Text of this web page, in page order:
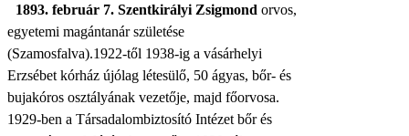
1893. február 7.Szentkirályi Zsigmond orvos,
egyetemi magántanár születése
(Szamosfalva).1922-től 1938-ig a vásárhelyi
Erzsébet kórház újólag létesülő, 50 ágyas, bőr- és
bujakóros osztályának vezetője, majd főorvosa.
1929-ben a Társadalombiztosító Intézet bőr és